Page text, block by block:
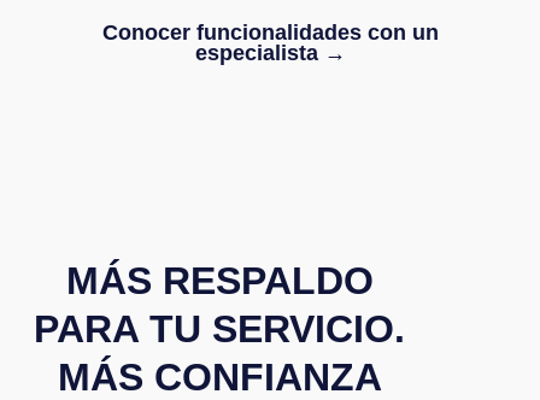
Conocer funcionalidades con un
especialista →
MÁS RESPALDO
PARA TU SERVICIO.
MÁS CONFIANZA